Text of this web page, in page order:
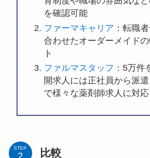
を確認可能
ファーマキャリア ：転職
合わせたオーダーメイド
ト
ファルマスタッフ ：5万件
開求人には正社員から派
で様々な薬剤師求人に対応
STEP 比較